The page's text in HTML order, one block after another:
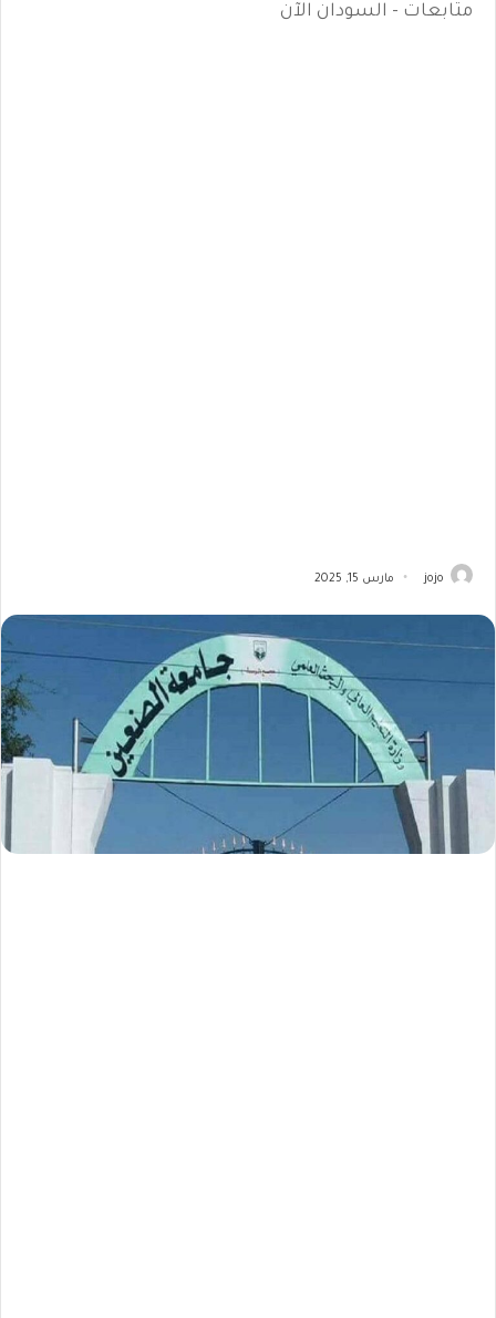
متابعات - السودان الآن
jojo مارس 15, 2025